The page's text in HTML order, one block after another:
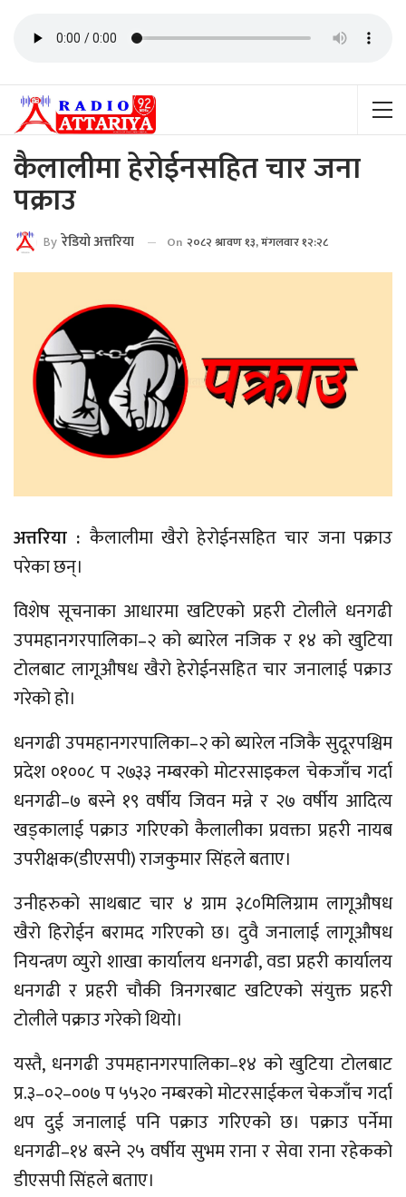
कैलालीमा हेरोईनसहित चार जना
पक्राउ
By रेडियाे अत्तरिया On २०८२ श्रावण १३, मंगलवार १२:२८
अत्तरिया : कैलालीमा खैरो हेरोईनसहित चार जना पक्राउ
परेका छन्।
विशेष सूचनाका आधारमा खटिएको प्रहरी टोलीले धनगढी
उपमहानगरपालिका–२ को ब्यारेल नजिक र १४ को खुटिया
टोलबाट लागूऔषध खैरो हेरोईनसहित चार जनालाई पक्राउ
गरेको हो।
धनगढी उपमहानगरपालिका–२ को ब्यारेल नजिकै सुदूरपश्चिम
प्रदेश ०१००८ प २७३३ नम्बरको मोटरसाइकल चेकजाँच गर्दा
धनगढी–७ बस्ने १९ वर्षीय जिवन मन्ने र २७ वर्षीय आदित्य
खड्कालाई पक्राउ गरिएको कैलालीका प्रवक्ता प्रहरी नायब
उपरीक्षक(डीएसपी) राजकुमार सिंहले बताए।
उनीहरुको साथबाट चार ४ ग्राम ३८०मिलिग्राम लागूऔषध
खैरो हिरोईन बरामद गरिएको छ। दुवै जनालाई लागूऔषध
नियन्त्रण व्युरो शाखा कार्यालय धनगढी, वडा प्रहरी कार्यालय
धनगढी र प्रहरी चौकी त्रिनगरबाट खटिएको संयुक्त प्रहरी
टोलीले पक्राउ गरेको थियो।
यस्तै, धनगढी उपमहानगरपालिका–१४ को खुटिया टोलबाट
प्र.३–०२–००७ प ५५२० नम्बरको मोटरसाईकल चेकजाँच गर्दा
थप दुई जनालाई पनि पक्राउ गरिएको छ। पक्राउ पर्नेमा
धनगढी–१४ बस्ने २५ वर्षीय सुभम राना र सेवा राना रहेकको
डीएसपी सिंहले बताए।